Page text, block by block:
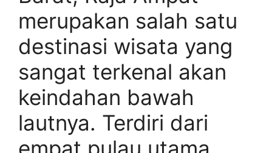
merupakan salah satu
destinasi wisata yang
sangat terkenal akan
keindahan bawah
lautnya. Terdiri dari